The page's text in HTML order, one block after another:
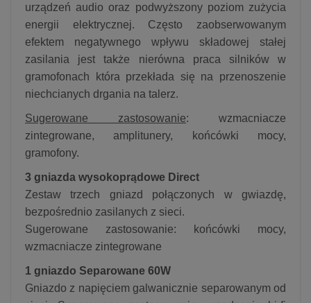
urządzeń audio oraz podwyższony poziom zużycia
energii elektrycznej. Często zaobserwowanym
efektem negatywnego wpływu składowej stałej
zasilania jest także nierówna praca silników w
gramofonach która przekłada się na przenoszenie
niechcianych drgania na talerz.
Sugerowane zastosowanie: wzmacniacze
zintegrowane, amplitunery, końcówki mocy,
gramofony.
3 gniazda wysokoprądowe Direct
Zestaw trzech gniazd połączonych w gwiazdę,
bezpośrednio zasilanych z sieci.
Sugerowane zastosowanie: końcówki mocy,
wzmacniacze zintegrowane
1 gniazdo Separowane 60W
Gniazdo z napięciem galwanicznie separowanym od